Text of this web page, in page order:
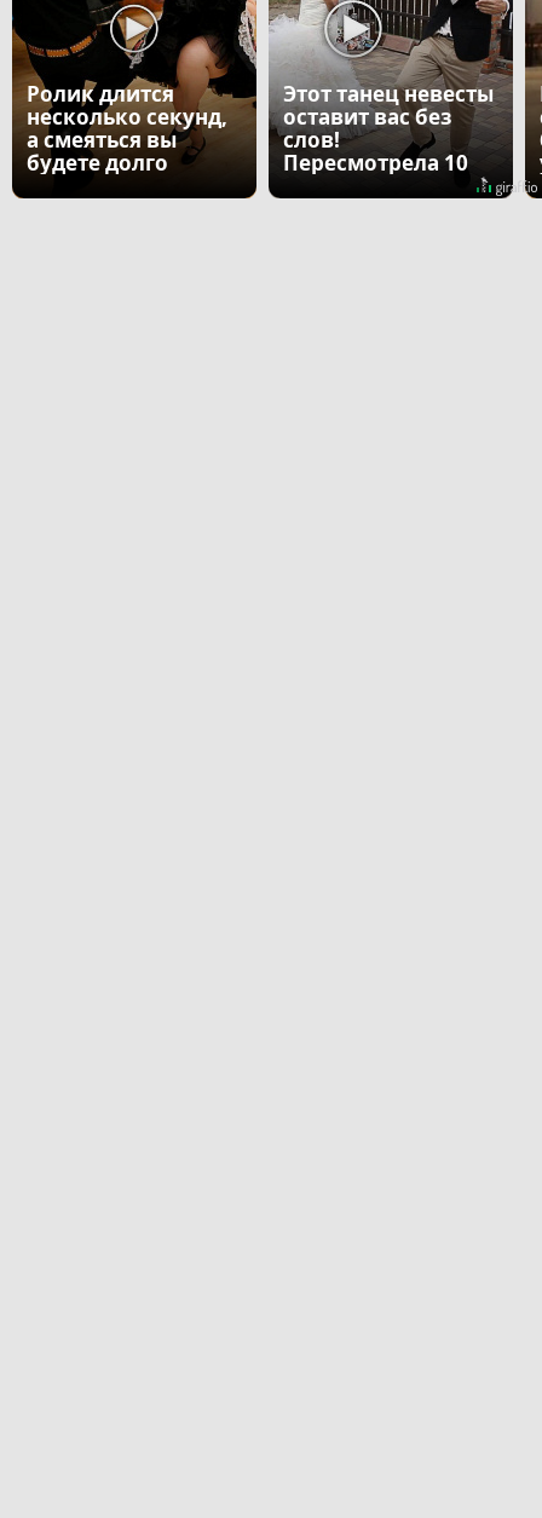
Ролик длится
несколько секунд,
а смеяться вы
будете долго
Этот танец невесты
оставит вас без
слов!
Пересмотрела 10